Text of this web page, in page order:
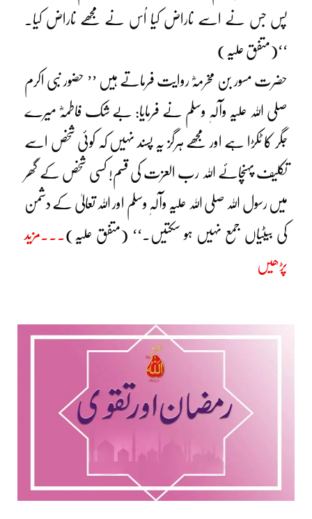
پس جس نے اسے ناراض کیا اُس نے مجھے ناراض کیا۔
‘‘(متفق علیہ)
حضرت مسور بن مخرمہؓ روایت فرماتے ہیں ’’ حضور نبی اکرم
صلی اللہ علیہ وآلہٖ وسلم نے فرمایا: بے شک فاطمہؓ میرے
جگر کا ٹکڑا ہے اور مجھے ہرگز یہ پسند نہیں کہ کوئی شخص اسے
تکلیف پہنچائے اللہ رب العزت کی قسم! کسی شخص کے گھر
میں رسول اللہ صلی اللہ علیہ وآلہٖ وسلم اور اللہ تعالیٰ کے دشمن
کی بیٹیاں جمع نہیں ہو سکتیں۔‘‘ (متفق علیہ) ۔۔۔مزید
پڑھیں